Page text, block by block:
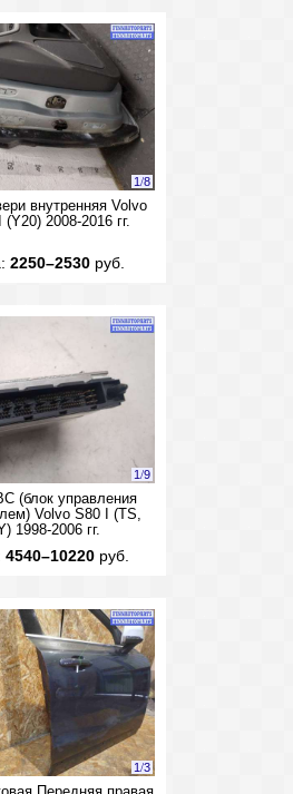
1/8
внутренняя Volvo
(Y20) 2008-2016 гг.
2250–2530руб.
1/9
(блок управления
Volvo S80 I (TS,
1998-2006 гг.
4540–10220руб.
1/3